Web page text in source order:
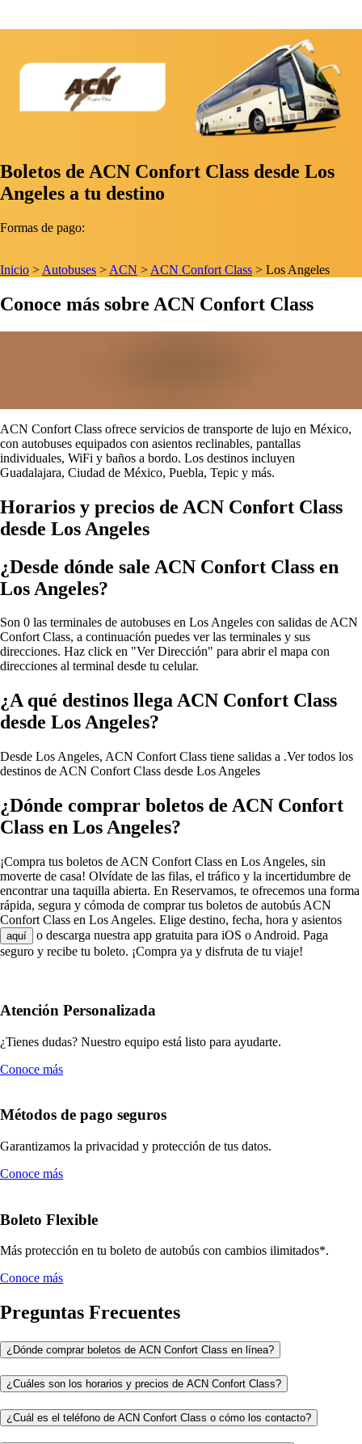
Boletos de ACN Confort Class desde Los
Angeles a tu destino
Formas de pago:
Inicio > Autobuses > ACN > ACN Confort Class > Los Angeles
Conoce más sobre ACN Confort Class
ACN Confort Class ofrece servicios de transporte de lujo en México,
con autobuses equipados con asientos reclinables, pantallas
individuales, WiFi y baños a bordo. Los destinos incluyen
Guadalajara, Ciudad de México, Puebla, Tepic y más.
Horarios y precios de ACN Confort Class
desde Los Angeles
¿Desde dónde sale ACN Confort Class en
Los Angeles?
Son 0 las terminales de autobuses en Los Angeles con salidas de ACN
Confort Class, a continuación puedes ver las terminales y sus
direcciones. Haz click en "Ver Dirección" para abrir el mapa con
direcciones al terminal desde tu celular.
¿A qué destinos llega ACN Confort Class
desde Los Angeles?
Desde Los Angeles, ACN Confort Class tiene salidas a .Ver todos los
destinos de ACN Confort Class desde Los Angeles
¿Dónde comprar boletos de ACN Confort
Class en Los Angeles?
¡Compra tus boletos de ACN Confort Class en Los Angeles, sin
moverte de casa! Olvídate de las filas, el tráfico y la incertidumbre de
encontrar una taquilla abierta. En Reservamos, te ofrecemos una forma
rápida, segura y cómoda de comprar tus boletos de autobús ACN
Confort Class en Los Angeles. Elige destino, fecha, hora y asientos
aquí
o descarga nuestra app gratuita para iOS o Android. Paga
seguro y recibe tu boleto. ¡Compra ya y disfruta de tu viaje!
Atención Personalizada
¿Tienes dudas? Nuestro equipo está listo para ayudarte.
Conoce más
Métodos de pago seguros
Garantizamos la privacidad y protección de tus datos.
Conoce más
Boleto Flexible
Más protección en tu boleto de autobús con cambios ilimitados*.
Conoce más
Preguntas Frecuentes
¿Dónde comprar boletos de ACN Confort Class en línea?
¿Cuáles son los horarios y precios de ACN Confort Class?
¿Cuál es el teléfono de ACN Confort Class o cómo los contacto?